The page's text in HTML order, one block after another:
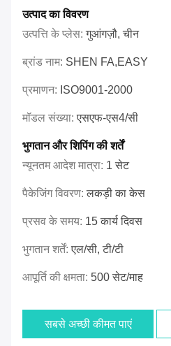
उत्पाद का विवरण
उत्पत्ति के प्लेस:गुआंगज़ौ, चीन
ब्रांड नाम: SHEN FA,EASY
प्रमाणन: ISO9001-2000
मॉडल संख्या:एसएफ-एस4/सी
भुगतान और शिपिंग की शर्तें
न्यूनतम आदेश मात्रा: 1 सेट
पैकेजिंग विवरण:लकड़ी का केस
प्रसव के समय: 15 कार्य दिवस
भुगतान शर्तें:एल/सी, टी/टी
आपूर्ति की क्षमता: 500 सेट/माह
सबसे अच्छी कीमत पाएं